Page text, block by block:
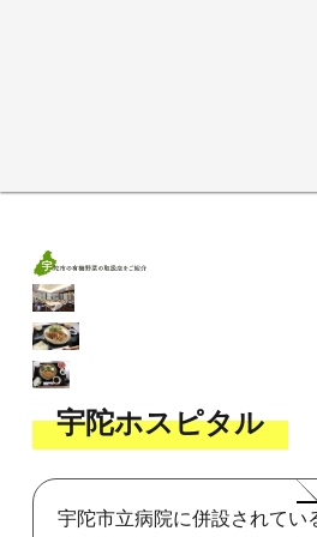
宇陀ホスピタル
宇陀市立病院に併設されて